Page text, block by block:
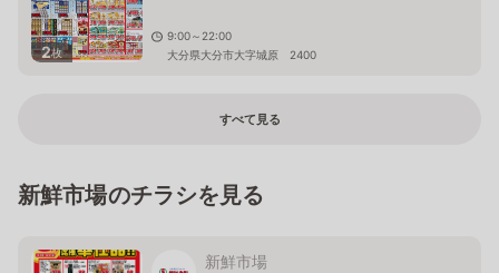
2枚
9:00～22:00
大分県大分市大字城原 2400
すべて見る
新鮮市場のチラシを見る
新鮮市場